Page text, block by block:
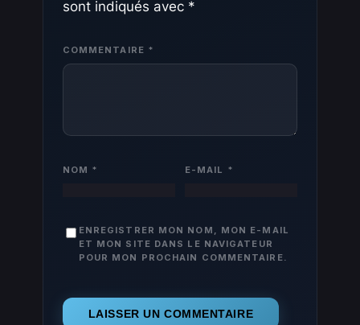
sont indiqués avec *
COMMENTAIRE *
NOM * E-MAIL *
ENREGISTRER MON NOM, MON E-MAIL
ET MON SITE DANS LE NAVIGATEUR
POUR MON PROCHAIN COMMENTAIRE.